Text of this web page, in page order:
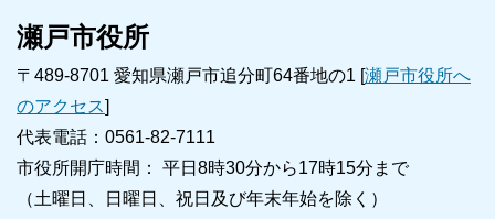
瀬戸市役所
〒489-8701 愛知県瀬戸市追分町64番地の1 [瀬戸市役所へ
のアクセス]
代表電話：0561-82-7111
市役所開庁時間： 平日8時30分から17時15分まで
（土曜日、日曜日、祝日及び年末年始を除く）